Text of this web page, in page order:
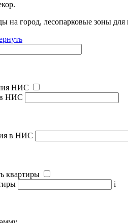
на город, лесопарковые зоны для
НИС
в НИС
в НИС
квартиры
i